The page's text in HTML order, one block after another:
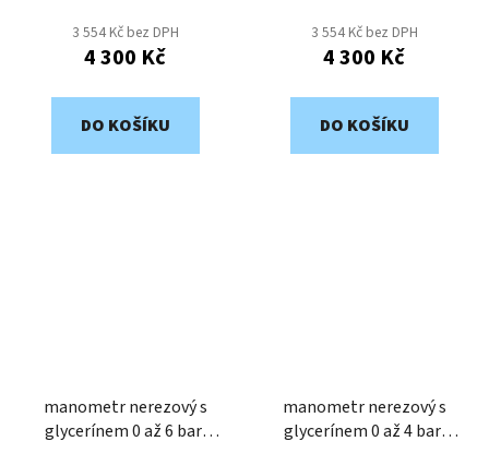
3 554 Kč bez DPH
4 300 Kč
DO KOŠÍKU
3 554 Kč bez DPH
4 300 Kč
DO KOŠÍKU
manometr nerezový s
glycerínem 0 až 6 bar,
manometr nerezový s
glycerínem 0 až 4 bar,